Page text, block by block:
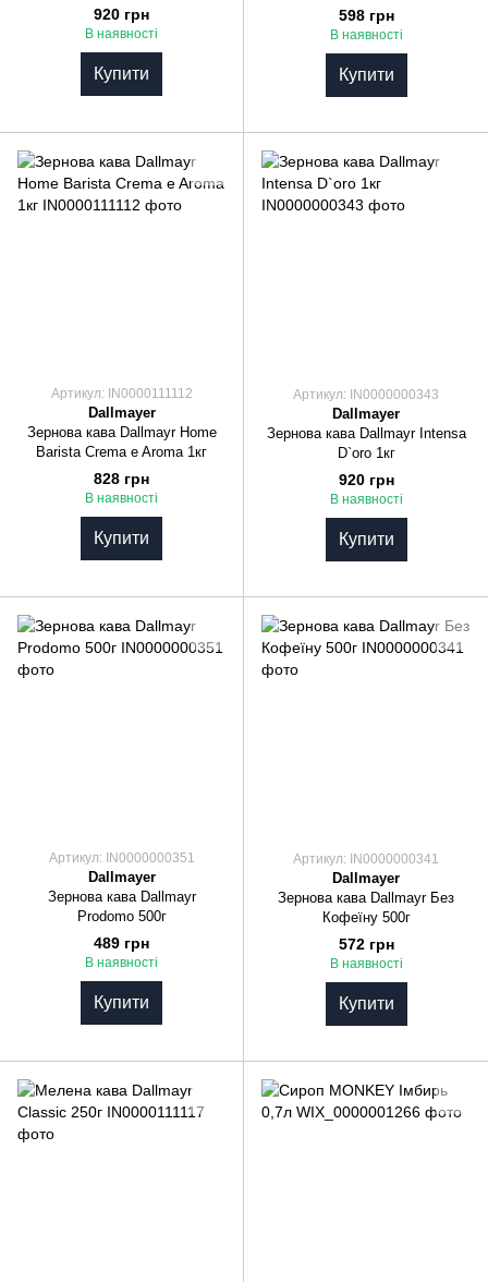
920 грн
В наявності
Купити
598 грн
В наявності
Купити
Артикул: IN0000111112
Dallmayer
Зернова кава Dallmayr Home
Barista Crema e Aroma 1кг
828 грн
В наявності
Купити
Артикул: IN0000000343
Dallmayer
Зернова кава Dallmayr Intensa
D`oro 1кг
920 грн
В наявності
Купити
Артикул: IN0000000351
Dallmayer
Зернова кава Dallmayr
Prodomo 500г
489 грн
В наявності
Купити
Артикул: IN0000000341
Dallmayer
Зернова кава Dallmayr Без
Кофеїну 500г
572 грн
В наявності
Купити